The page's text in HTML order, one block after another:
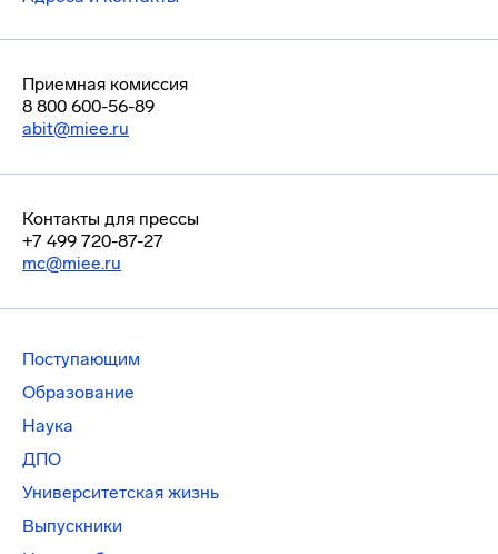
Приемная комиссия
8 800 600-56-89
abit@miee.ru
Контакты для прессы
+7 499 720-87-27
mc@miee.ru
Поступающим
Образование
Наука
ДПО
Университетская жизнь
Выпускники